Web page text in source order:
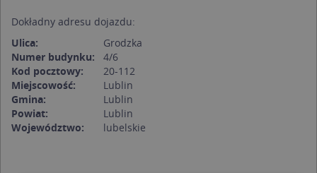
Dokładny adresu dojazdu:
Ulica:
Grodzka
Numer budynku:
4/6
Kod pocztowy:
20-112
Miejscowość:
Lublin
Gmina:
Lublin
Powiat:
Lublin
Województwo:
lubelskie